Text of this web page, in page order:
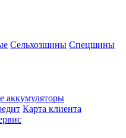
Сельхозшины Спецшины
аккумуляторы
Карта клиента